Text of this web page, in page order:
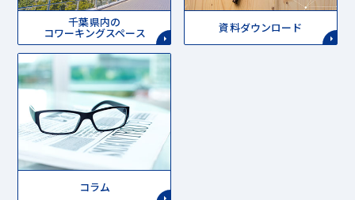
千葉県内の
コワーキングスペース 資料ダウンロード
コラム